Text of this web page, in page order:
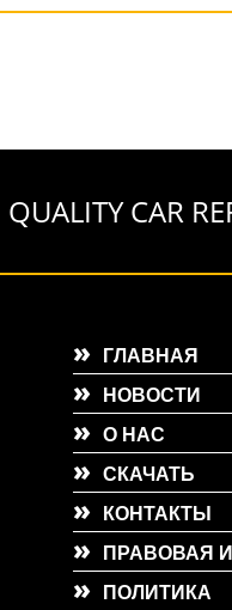
QUALITY CAR
ГЛАВНАЯ
НОВОСТИ
О НАС
СКАЧАТЬ
КОНТАКТЫ
ПРАВОВАЯ
ПОЛИТИКА